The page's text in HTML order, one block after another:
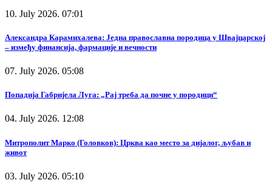
10. July 2026. 07:01
Александра Карамихалева: Једна православна породица у Швајцарској
– између финансија, фармације и вечности
07. July 2026. 05:08
Попадија Габријела Луга: „Рај треба да почне у породици“
04. July 2026. 12:08
Митрополит Марко (Головков): Црква као место за дијалог, љубав и
живот
03. July 2026. 05:10